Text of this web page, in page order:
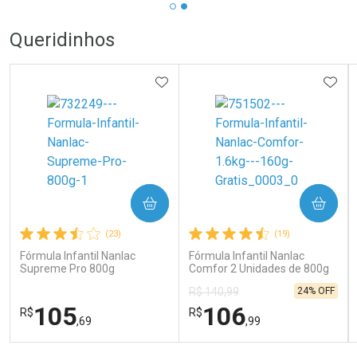
Queridinhos
(23)
Fórmula Infantil Nanlac
Supreme Pro 800g
R$105,69
ADICIONAR AOS FAVORITOS
COMPRAR
(19)
Fórmula Infantil Nanlac
Comfor 2 Unidades de 800g
R$ 140,99
R$106,99
24% OFF
COMPRAR